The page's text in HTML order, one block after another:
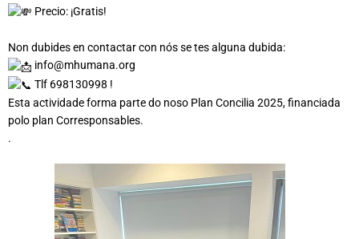
Precio: ¡Gratis!
Non dubides en contactar con nós se tes alguna dubida:
info@mhumana.org
Tlf 698130998 !
Esta actividade forma parte do noso Plan Concilia 2025, financiada
polo plan Corresponsables.
.